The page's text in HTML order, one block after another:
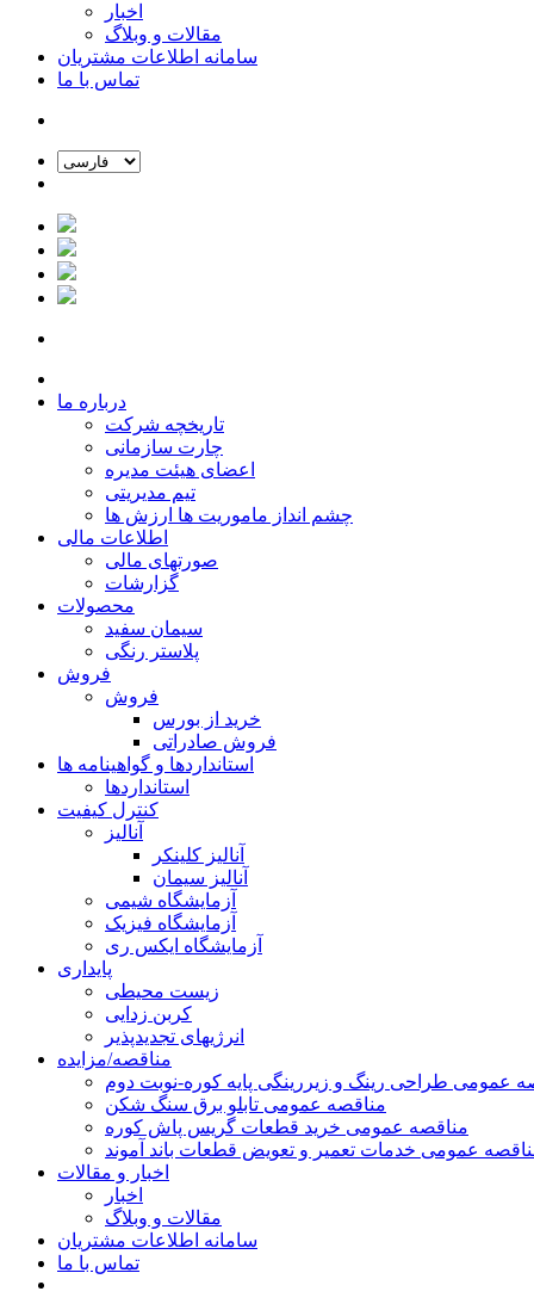
اخبار
مقالات و وبلاگ
سامانه اطلاعات مشتریان
تماس با ما
درباره ما
تاریخچه شرکت
چارت سازمانی
اعضای هیئت مدیره
تیم مدیریتی
چشم انداز ماموریت ها ارزش ها
اطلاعات مالی
صورتهای مالی
گزارشات
محصولات
سیمان سفید
پلاستر رنگی
فروش
فروش
خرید از بورس
فروش صادراتی
استانداردها و گواهینامه ها
استانداردها
کنترل کیفیت
آنالیز
آنالیز کلینکر
آنالیز سیمان
آزمایشگاه شیمی
آزمایشگاه فیزیک
آزمایشگاه ایکس ری
پایداری
زیست محیطی
کربن زدایی
انرژیهای تجدیدپذیر
مناقصه/مزایده
عمومی طراحی رینگ و زیررینگی پایه کوره-نوبت دوم
مناقصه عمومی تابلو برق سنگ شکن
مناقصه عمومی خرید قطعات گریس پاش کوره
عمومی خدمات تعمیر و تعویض قطعات باند آموند
اخبار و مقالات
اخبار
مقالات و وبلاگ
سامانه اطلاعات مشتریان
تماس با ما